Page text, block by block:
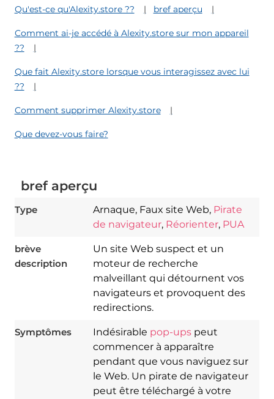
Qu'est-ce qu'Alexity.store ??
bref aperçu
Comment ai-je accédé à Alexity.store sur mon appareil
??
Que fait Alexity.store lorsque vous interagissez avec lui
??
Comment supprimer Alexity.store
Que devez-vous faire?
bref aperçu
Type Arnaque, Faux site Web, Pirate
de navigateur, Réorienter, PUA
brève
description
Un site Web suspect et un
moteur de recherche
malveillant qui détournent vos
navigateurs et provoquent des
redirections.
Symptômes Indésirable pop-upspeut
commencer à apparaître
pendant que vous naviguez sur
le Web. Un pirate de navigateur
peut être téléchargé à votre